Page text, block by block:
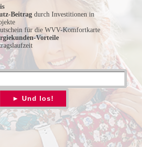
Beitrag durch Investitionen in
für die WVV-Komfortkarte
Vorteile